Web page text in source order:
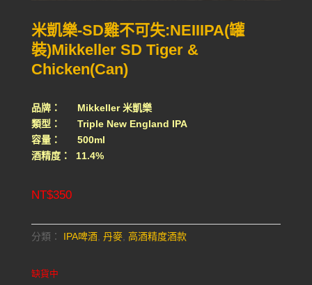
米凱樂-SD雞不可失:NEIIIPA(罐
裝)Mikkeller SD Tiger &
Chicken(Can)
品牌： Mikkeller 米凱樂
類型： Triple New England IPA
容量： 500ml
酒精度： 11.4%
NT$350
分類： IPA啤酒, 丹麥, 高酒精度酒款
缺貨中